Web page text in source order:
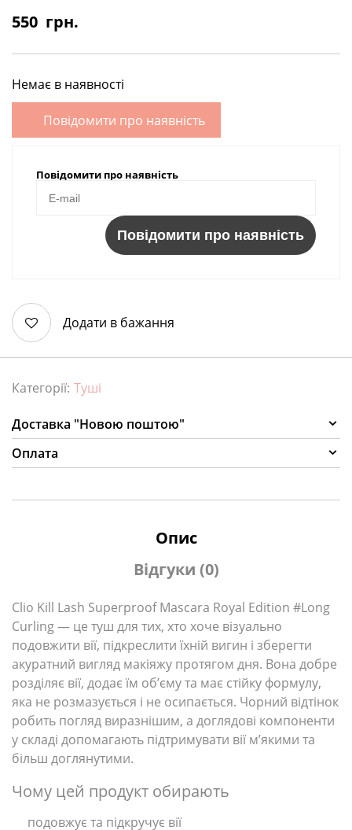
550 грн.
Немає в наявності
Повідомити про наявність
Повідомити про наявність
Повідомити про наявність
Додати в бажання
Категорії: Туші
Доставка "Новою поштою"
Оплата
Опис
Відгуки (0)
Clio Kill Lash Superproof Mascara Royal Edition #Long
Curling — це туш для тих, хто хоче візуально
подовжити вії, підкреслити їхній вигин і зберегти
акуратний вигляд макіяжу протягом дня. Вона добре
розділяє вії, додає їм об’єму та має стійку формулу,
яка не розмазується і не осипається. Чорний відтінок
робить погляд виразнішим, а доглядові компоненти
у складі допомагають підтримувати вії м’якими та
більш доглянутими.
Чому цей продукт обирають
подовжує та підкручує вії